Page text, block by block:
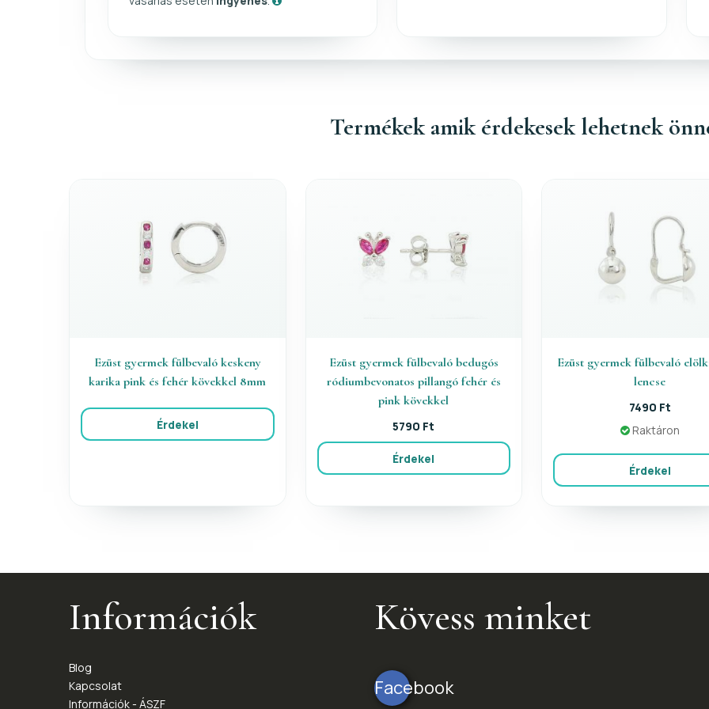
Termékek amik érdekesek lehetnek
Ezüst gyermek fülbevaló keskeny
karika pink és fehér kövekkel 8mm
Érdekel
Ezüst gyermek fülbevaló bedugós
ródiumbevonatos pillangó fehér és
pink kövekkel
5790 Ft
Érdekel
Ezüst gyermek fülbevaló
lencse
7490 Ft
Raktáron
Érdekel
Információk
Blog
Kapcsolat
Információk - ÁSZF
Kövess minket
Facebook